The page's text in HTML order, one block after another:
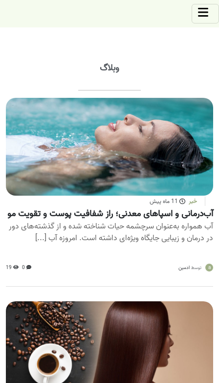
وبلاگ
خبر 11 ماه پیش
آب‌درمانی و اسپاهای معدنی؛ راز شفافیت پوست و تقویت مو
آب همواره به‌عنوان سرچشمه حیات شناخته شده و از گذشته‌های دور
در درمان و زیبایی جایگاه ویژه‌ای داشته است. امروزه آب‌ [...]
a توسط ادمین 0
19